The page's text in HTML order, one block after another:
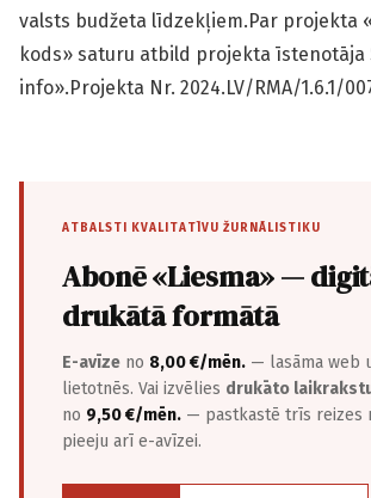
valsts budžeta līdzekļiem.Par projekta
kods» saturu atbild projekta īstenotāja
info».Projekta Nr. 2024.LV/RMA/1.6.1/
ATBALSTI KVALITATĪVU ŽURNĀLISTIKU
Abonē «Liesma» —
drukātā formātā
E-avīze no 8,00 €/mēn. — lasāma web
lietotnēs. Vai izvēlies drukāto
no 9,50 €/mēn. — pastkastē trīs reizes
pieeju arī e-avīzei.